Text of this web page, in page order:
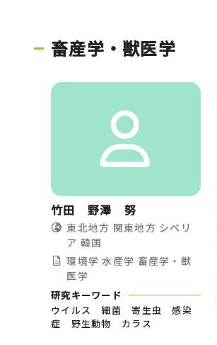
畜産学・獣医学
竹田 野澤 努
東北地方 関東地方 シベリ
ア 韓国
環境学 水産学 畜産学・獣
医学
研究キーワード
ウイルス 細菌 寄生虫 感染
症 野生動物 カラス